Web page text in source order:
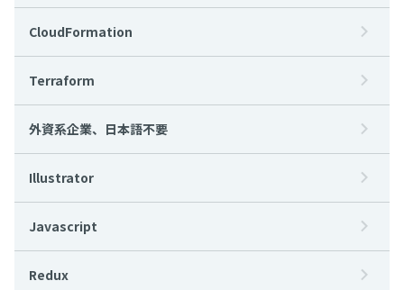
CloudFormation
Terraform
外資系企業、日本語不要
Illustrator
Javascript
Redux